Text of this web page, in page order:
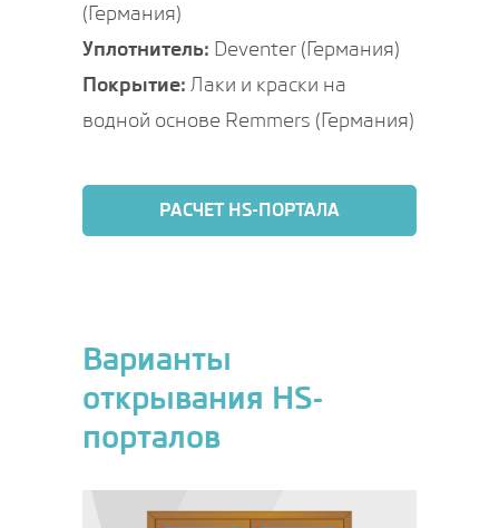
(Германия)
Уплотнитель: Deventer (Германия)
Покрытие: Лаки и краски на
водной основе Remmers (Германия)
РАСЧЕТ HS-ПОРТАЛА
Варианты
открывания HS-
порталов